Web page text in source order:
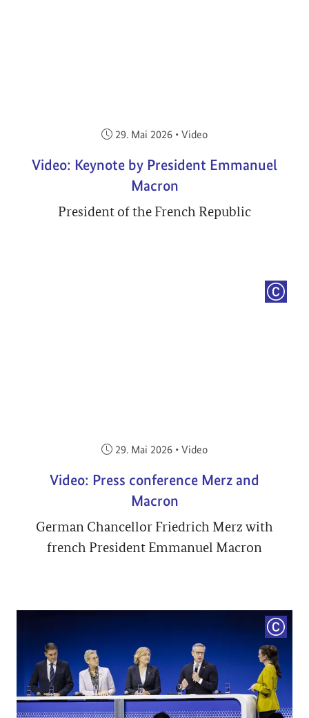
Veröffentlicht am:
29. Mai 2026 • Video
Video: Keynote by President Emmanuel
Macron
President of the French Republic
Veröffentlicht am:
29. Mai 2026 • Video
Video: Press conference Merz and
Macron
German Chancellor Friedrich Merz with
french President Emmanuel Macron